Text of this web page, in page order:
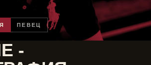
ПЕВЕЦ
-